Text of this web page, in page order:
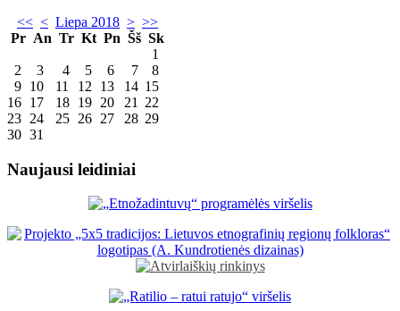
<< < Liepa 2018 > >>
Pr An Tr Kt Pn Šš Sk
1
2
3 4 5 6 7
8
9 10 11 12 13 14 15
16 17 18 19 20 21
22
23 24 25 26 27 28 29
30 31
Naujausi leidiniai